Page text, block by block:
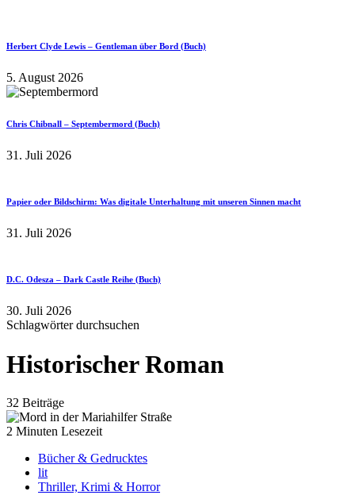
Herbert Clyde Lewis – Gentleman über Bord (Buch)
5. August 2026
Chris Chibnall – Septembermord (Buch)
31. Juli 2026
Papier oder Bildschirm: Was digitale Unterhaltung mit unseren Sinnen macht
31. Juli 2026
D.C. Odesza – Dark Castle Reihe (Buch)
30. Juli 2026
Schlagwörter durchsuchen
Historischer Roman
32 Beiträge
2 Minuten Lesezeit
Bücher & Gedrucktes
lit
Thriller, Krimi & Horror